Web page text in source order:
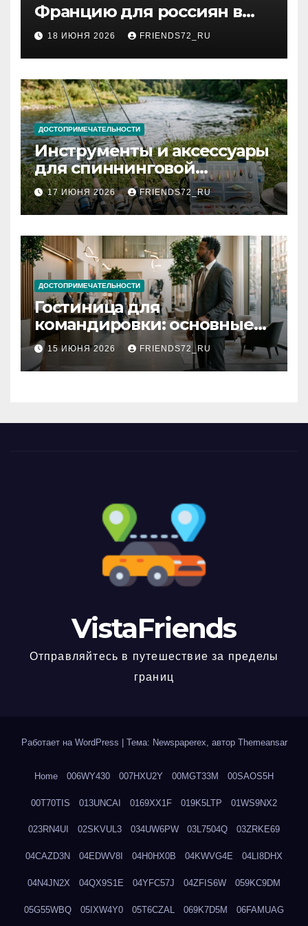
Францию для россиян в
2026 году: сроки от 3 дней
и список необходимых
документов
18 ИЮНЯ 2026 FRIENDS72_RU
ДОСТОПРИМЕЧАТЕЛЬНОСТИ
Инструменты и аксессуары
для спиннинговой
рыбалки: назначение и
типы
17 ИЮНЯ 2026 FRIENDS72_RU
ДОСТОПРИМЕЧАТЕЛЬНОСТИ
Гостиница для
командировки: основные
критерии выбора
15 ИЮНЯ 2026 FRIENDS72_RU
VistaFriends
Отправляйтесь в путешествие за пределы
границ
Работает на WordPress Тема: Newspaperex, автор Themeansar
Home 006WY430 007HXU2Y 00MGT33M 00SAOS5H
00T70TIS 013UNCAI 0169XX1F 019K5LTP 01WS9NX2
023RN4UI 02SKVUL3 034UW6PW 03L7504Q 03ZRKE69
04CAZD3N 04EDWV8I 04H0HX0B 04KWVG4E 04LI8DHX
04N4JN2X 04QX9S1E 04YFC57J 04ZFIS6W 059KC9DM
05G55WBQ 05IXW4Y0 05T6CZAL 069K7D5M 06FAMUAG